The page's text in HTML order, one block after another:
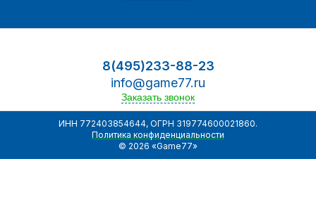
8(495)233-88-23
info@game77.ru
Заказать звонок
ИНН 772403854644, ОГРН 319774600021860.
Политика конфиденциальности
© 2026 «Game77»